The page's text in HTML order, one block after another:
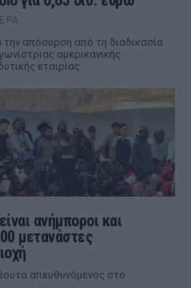
απόσυρση από τη διαδικασία
αμερικανικής
εταιρίας
ανήμποροι και
μετανάστες
απευθυνόμενος στο